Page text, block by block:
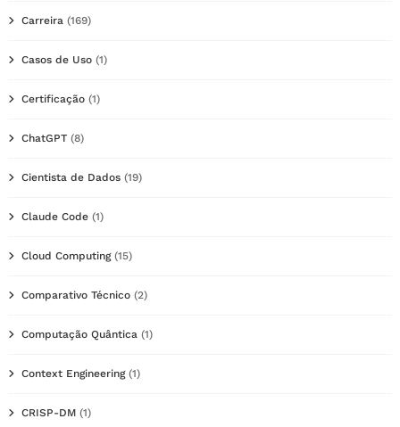
Carreira (169)
Casos de Uso (1)
Certificação (1)
ChatGPT (8)
Cientista de Dados (19)
Claude Code (1)
Cloud Computing(15)
Comparativo Técnico (2)
Computação Quântica (1)
Context Engineering(1)
CRISP-DM (1)